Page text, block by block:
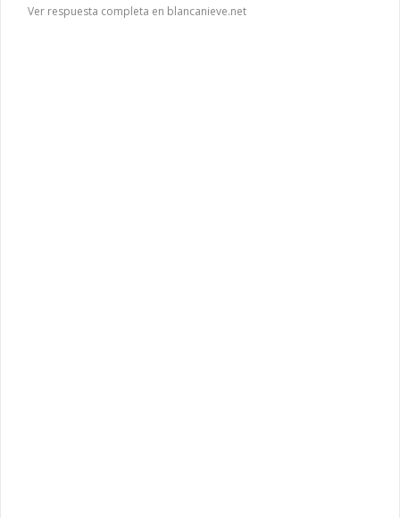
Ver respuesta completa en blancanieve.net